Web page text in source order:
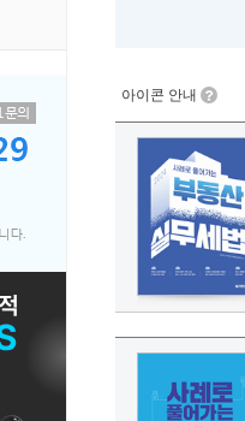
아이콘 안내